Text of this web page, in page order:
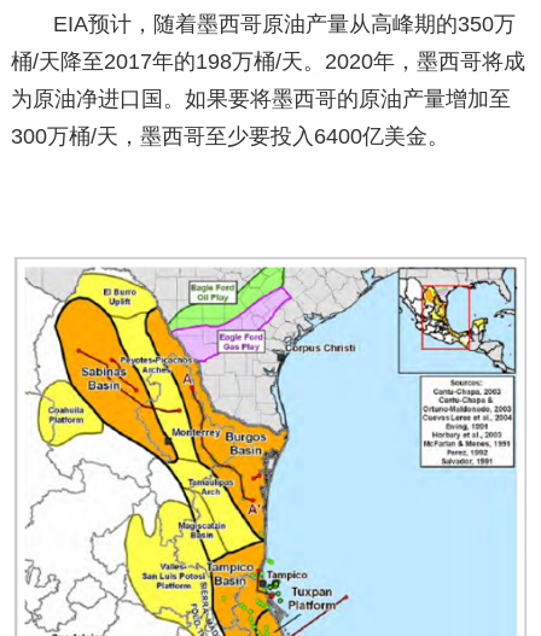
EIA预计，随着墨西哥原油产量从高峰期的350万
桶/天降至2017年的198万桶/天。2020年，墨西哥将成
为原油净进口国。如果要将墨西哥的原油产量增加至
300万桶/天，墨西哥至少要投入6400亿美金。